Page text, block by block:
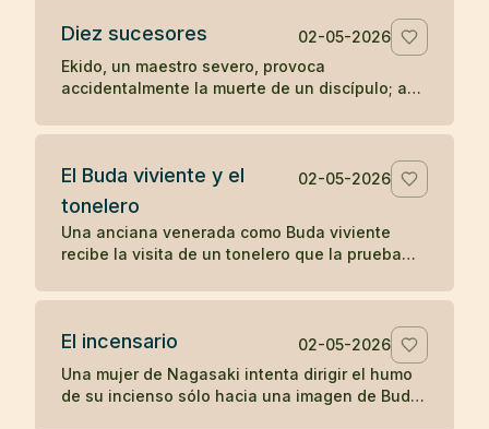
Diez sucesores
02-05-2026
Ekido, un maestro severo, provoca
accidentalmente la muerte de un discípulo; aun
sucesores iluminados.
El Buda viviente y el
tonelero
02-05-2026
Una anciana venerada como Buda viviente
recibe la visita de un tonelero que la prueba
fama sostiene el contacto real.
El incensario
02-05-2026
Una mujer de Nagasaki intenta dirigir el humo
de su incienso sólo hacia una imagen de Buda,